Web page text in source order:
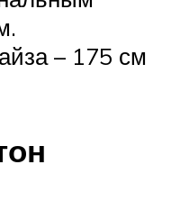
– 175 см